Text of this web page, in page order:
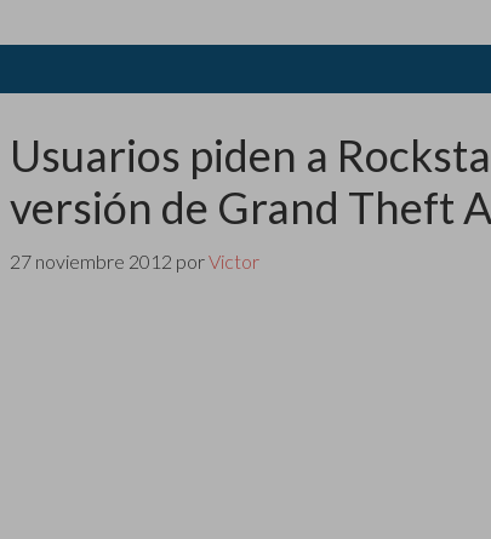
Usuarios piden a
versión de Grand Theft
27 noviembre 2012 porVictor